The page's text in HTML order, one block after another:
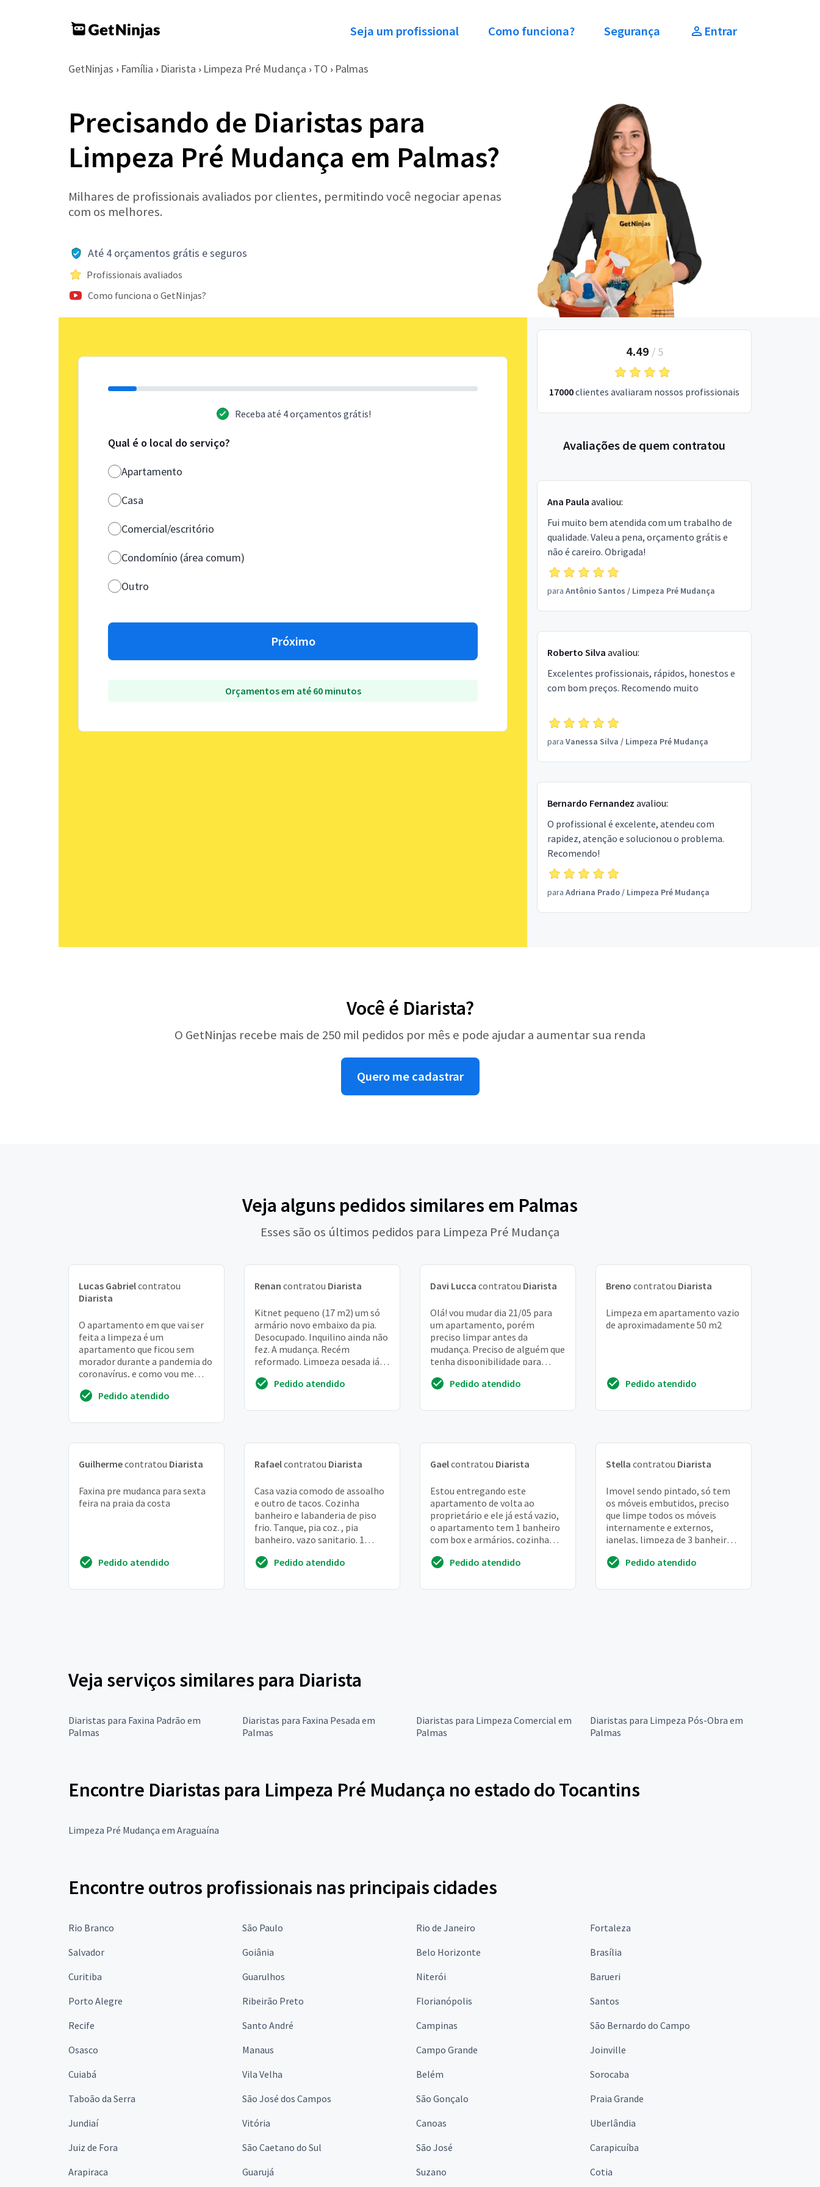
Seja um profissional Como funciona? Segurança Entrar
GetNinjas › Família › Diarista › Limpeza Pré Mudança › TO › Palmas
Precisando de Diaristas para
Limpeza Pré Mudança em Palmas?
Milhares de profissionais avaliados por clientes, permitindo você negociar apenas
com os melhores.
Até 4 orçamentos grátis e seguros
Profissionais avaliados
Como funciona o GetNinjas?
Receba até 4 orçamentos grátis!
Qual é o local do serviço?
Apartamento
Casa
Comercial/escritório
Condomínio (área comum)
Outro
Próximo
Orçamentos em até 60 minutos
4.49 / 5
17000clientes avaliaram nossos profissionais
Avaliações de quem contratou
Ana Paula avaliou:
Fui muito bem atendida com um trabalho de
qualidade. Valeu a pena, orçamento grátis e
não é careiro. Obrigada!
para Antônio Santos / Limpeza Pré Mudança
Roberto Silva avaliou:
Excelentes profissionais, rápidos, honestos e
com bom preços. Recomendo muito
para Vanessa Silva / Limpeza Pré Mudança
Bernardo Fernandez avaliou:
O profissional é excelente, atendeu com
rapidez, atenção e solucionou o problema.
Recomendo!
para Adriana Prado/ Limpeza Pré Mudança
Você é Diarista?
O GetNinjas recebe mais de 250 mil pedidos por mês e pode ajudar a aumentar sua renda
Quero me cadastrar
Veja alguns pedidos similares em Palmas
Esses são os últimos pedidos para Limpeza Pré Mudança
Lucas Gabrielcontratou
Diarista
O apartamento em que vai ser
feita a limpeza é um
apartamento que ficou sem
morador durante a pandemia do
coronavírus, e como vou me
serviço de faxina pesada ...
Pedido atendido
Renan contratou Diarista
Kitnet pequeno (17 m2) um só
armário novo embaixo da pia.
Desocupado. Inquilino ainda não
fez. A mudança. Recém
reformado. Limpeza pesada já
Necessário so...
Pedido atendido
Davi Lucca contratou Diarista
Olá! vou mudar dia 21/05 para
um apartamento, porém
preciso limpar antes da
mudança. Preciso de alguém que
tenha disponibilidade para
imóvel está vazio, possu...
Pedido atendido
Breno contratou Diarista
Limpeza em apartamento vazio
de aproximadamente 50 m2
Pedido atendido
Guilhermecontratou Diarista
Faxina pre mudanca para sexta
feira na praia da costa
Pedido atendido
Rafaelcontratou Diarista
Casa vazia comodo de assoalho
e outro de tacos. Cozinha
banheiro e labanderia de piso
frio. Tanque, pia coz. , pia
banheiro, vazo sanitario. 1
madeira. Pequeno qui...
Pedido atendido
Gaelcontratou Diarista
Estou entregando este
apartamento de volta ao
proprietário e ele já está vazio,
o apartamento tem 1 banheiro
com box e armários, cozinha
sala e 2 quartos (c...
Pedido atendido
Stella contratou Diarista
Imovel sendo pintado, só tem
os móveis embutidos, preciso
que limpe todos os móveis
internamente e externos,
janelas, limpeza de 3 banheiros
chão. Parede...
Pedido atendido
Veja serviços similares para Diarista
Diaristas para Faxina Padrão em
Palmas
Diaristas para Faxina Pesada em
Palmas
Diaristas para Limpeza Comercial em
Palmas
Diaristas para Limpeza Pós-Obra em
Palmas
Encontre Diaristas para Limpeza Pré Mudança no estado do Tocantins
Limpeza Pré Mudança em Araguaína
Encontre outros profissionais nas principais cidades
Rio Branco São Paulo Rio de Janeiro
Fortaleza
Salvador
Goiânia Belo Horizonte
Brasília
Curitiba
Guarulhos Niterói
Barueri
Porto Alegre
Ribeirão Preto Florianópolis
Santos
Recife
Santo André Campinas
São Bernardo do Campo
Osasco
Manaus Campo Grande
Joinville
Cuiabá
Vila Velha Belém
Sorocaba
Taboão da Serra
São José dos Campos São Gonçalo
Praia Grande
Jundiaí
Vitória Canoas
Uberlândia
Juiz de Fora
São Caetano do Sul São José
Carapicuíba
Arapiraca
Guarujá Suzano Cotia